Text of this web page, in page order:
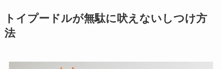
トイプードルが無駄に吠えないしつけ方
法